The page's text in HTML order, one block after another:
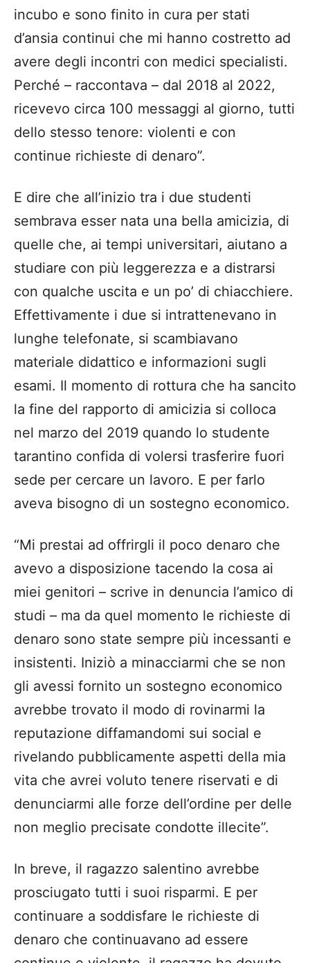
incubo e sono finito in cura per stati
d’ansia continui che mi hanno costretto ad
avere degli incontri con medici specialisti.
Perché – raccontava – dal 2018 al 2022,
ricevevo circa 100 messaggi al giorno, tutti
dello stesso tenore: violenti e con
continue richieste di denaro”.
E dire che all’inizio tra i due studenti
sembrava esser nata una bella amicizia, di
quelle che, ai tempi universitari, aiutano a
studiare con più leggerezza e a distrarsi
con qualche uscita e un po’ di chiacchiere.
Effettivamente i due si intrattenevano in
lunghe telefonate, si scambiavano
materiale didattico e informazioni sugli
esami. Il momento di rottura che ha sancito
la fine del rapporto di amicizia si colloca
nel marzo del 2019 quando lo studente
tarantino confida di volersi trasferire fuori
sede per cercare un lavoro. E per farlo
aveva bisogno di un sostegno economico.
“Mi prestai ad offrirgli il poco denaro che
avevo a disposizione tacendo la cosa ai
miei genitori – scrive in denuncia l’amico di
studi – ma da quel momento le richieste di
denaro sono state sempre più incessanti e
insistenti. Iniziò a minacciarmi che se non
gli avessi fornito un sostegno economico
avrebbe trovato il modo di rovinarmi la
reputazione diffamandomi sui social e
rivelando pubblicamente aspetti della mia
vita che avrei voluto tenere riservati e di
denunciarmi alle forze dell’ordine per delle
non meglio precisate condotte illecite”.
In breve, il ragazzo salentino avrebbe
prosciugato tutti i suoi risparmi. E per
continuare a soddisfare le richieste di
denaro che continuavano ad essere